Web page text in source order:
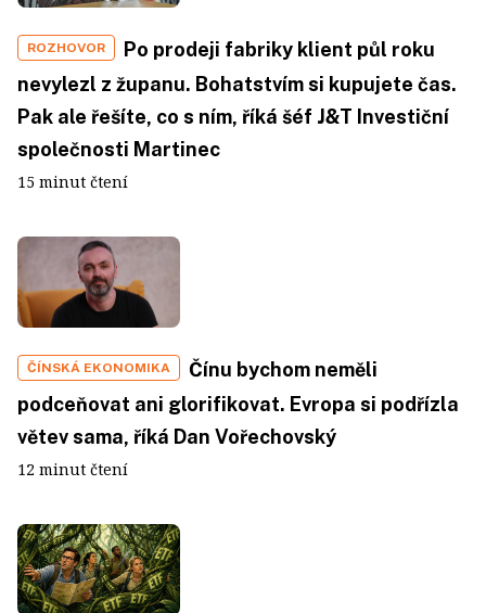
ROZHOVOR
Po prodeji fabriky klient půl roku
nevylezl z županu. Bohatstvím si kupujete čas.
Pak ale řešíte, co s ním, říká šéf J&T Investiční
společnosti Martinec
15 minut čtení
ČÍNSKÁ EKONOMIKA
Čínu bychom neměli
podceňovat ani glorifikovat. Evropa si podřízla
větev sama, říká Dan Vořechovský
12 minut čtení